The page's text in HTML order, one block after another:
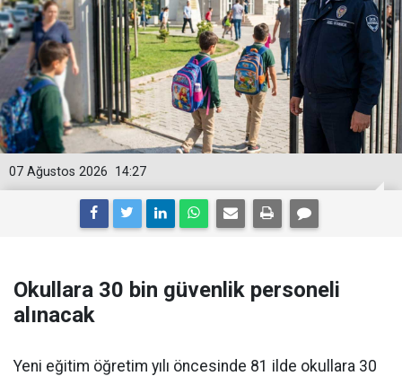
14:27
07 Ağustos 2026
Okullara 30 bin güvenlik personeli
alınacak
Yeni eğitim öğretim yılı öncesinde 81 ilde okullara 30